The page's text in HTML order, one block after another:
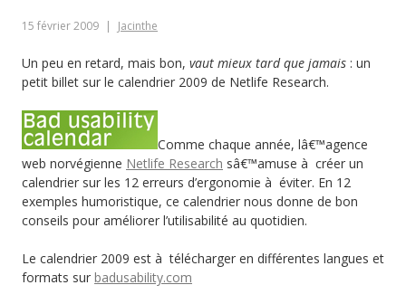
15 février 2009 Jacinthe
Un peu en retard, mais bon, vaut mieux tard que jamais : un
petit billet sur le calendrier 2009 de Netlife Research.
Comme chaque année, lâ€™agence
web norvégienne Netlife Research sâ€™amuse à créer un
calendrier sur les 12 erreurs d’ergonomie à éviter. En 12
exemples humoristique, ce calendrier nous donne de bon
conseils pour améliorer l’utilisabilité au quotidien.
Le calendrier 2009 est à télécharger en différentes langues et
formats sur badusability.com